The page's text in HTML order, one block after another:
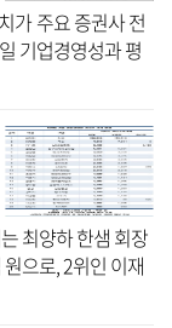
가 주요 증권사 전
기업경영성과 평
장의 주식가치
최양하 한샘 회장
으로, 2위인 이재
즈 집행임원은